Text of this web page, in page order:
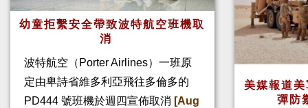
幼童拒繫安全帶致波特航空班機取
消
波特航空（Porter Airlines）一班原
定由卑詩省維多利亞飛往多倫多的
PD444 號班機於週四宣佈取消 [Aug
美媒報道
彈防